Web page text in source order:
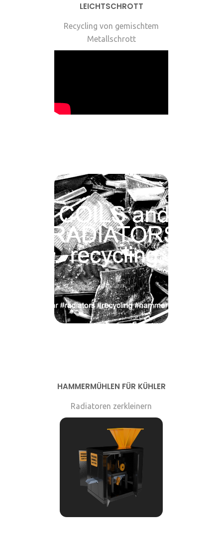
LEICHTSCHROTT
Recycling von gemischtem
Metallschrott
HAMMERMÜHLEN FÜR KÜHLER
Radiatoren zerkleinern